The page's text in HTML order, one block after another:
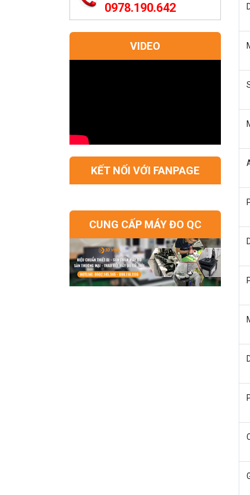
0978.190.642
VIDEO
KẾT NỐI VỚI FANPAGE
CUNG CẤP MÁY ĐO QC